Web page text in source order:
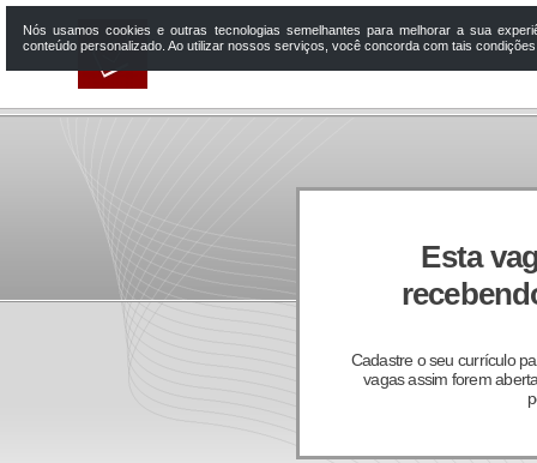
Esta
Cadastre o seu currículo
vagas assim forem
Nós usamos cookies e outras tecnologias semelhantes para melhorar a sua
conteúdo personalizado. Ao utilizar nossos serviços, você concorda com tais